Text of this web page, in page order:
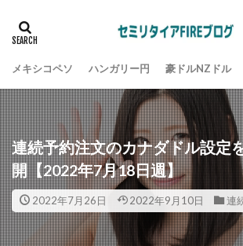
メキシコペソ ハンガリー円 豪ドルNZドル
連続予約注文のカナダドル設定
開【2022年7月18日週】
2022年7月26日 2022年9月10日 連